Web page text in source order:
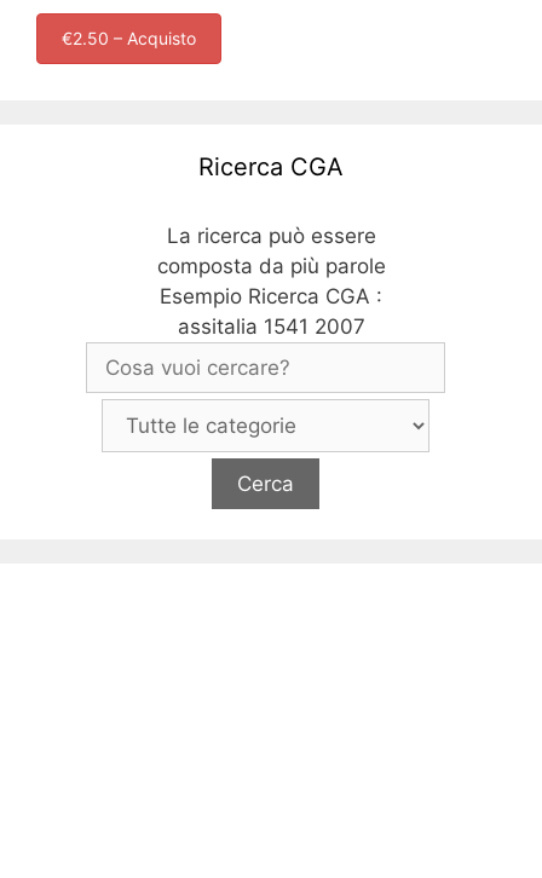
€2.50 – Acquisto
Ricerca CGA
La ricerca può essere
composta da più parole
Esempio Ricerca CGA :
assitalia 1541 2007